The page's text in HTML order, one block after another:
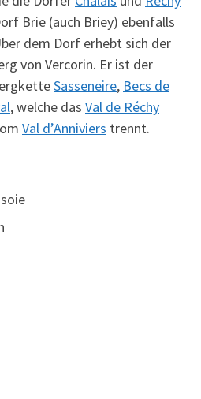
Brie (auch Briey) ebenfalls
dem Dorf erhebt sich der
von Vercorin. Er ist der
Sasseneire, Becs de
, welche das Val de Réchy
Val d’Anniviers trennt.